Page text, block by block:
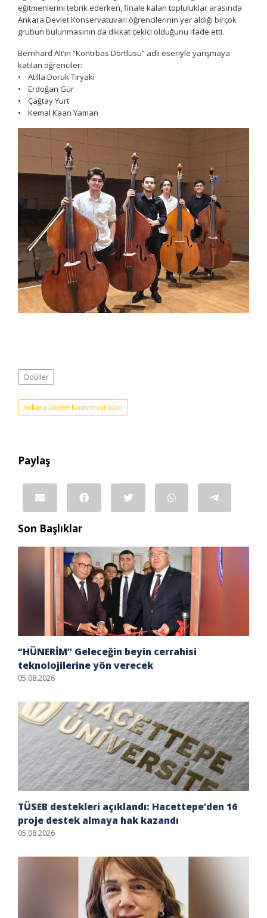
eğitmenlerini tebrik ederken, finale kalan topluluklar arasında
Ankara Devlet Konservatuvarı öğrencilerinin yer aldığı birçok
grubun bulunmasının da dikkat çekici olduğunu ifade etti.
Bernhard Alt’ın “Kontrbas Dörtlüsü” adlı eseriyle yarışmaya
katılan öğrenciler:
• Atilla Doruk Tiryaki
• Erdoğan Gür
• Çağtay Yurt
• Kemal Kaan Yaman
Ödüller
Ankara Devlet Konservatuvarı
Paylaş
Son Başlıklar
“HÜNERİM” Geleceğin beyin cerrahisi
teknolojilerine yön verecek
05.08.2026
TÜSEB destekleri açıklandı: Hacettepe’den 16
proje destek almaya hak kazandı
05.08.2026